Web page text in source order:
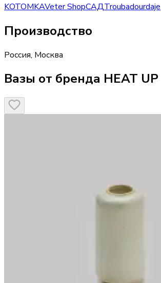
KOTOMKAVeter ShopСАДTroubadourdaje
Производство
Россия, Москва
Вазы от бренда HEAT UP